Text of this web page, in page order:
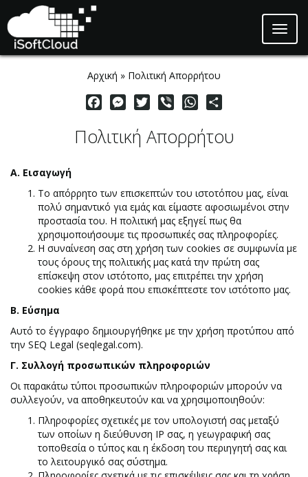
Skip to main content
Αρχική » Πολιτική Απορρήτου
FacebookMessenger
TwitterViber WhatsApp
Πολιτική Απορρήτου
Α. Εισαγωγή
Το απόρρητο των επισκεπτών του ιστοτόπου μας, είναι
πολύ σημαντικό για εμάς και είμαστε αφοσιωμένοι στην
προστασία του. Η πολιτική μας εξηγεί πως θα
χρησιμοποιήσουμε τις προσωπικές σας πληροφορίες.
Η συναίνεση σας στη χρήση των cookies σε συμφωνία με
τους όρους της πολιτικής μας κατά την πρώτη σας
επίσκεψη στον ιστότοπο, μας επιτρέπει την χρήση
cookies κάθε φορά που επισκέπτεστε τον ιστότοπο μας.
Β. Εύσημα
Αυτό το έγγραφο δημιουργήθηκε με την χρήση προτύπου από
την SEQ Legal (seqlegal.com).
Γ. Συλλογή προσωπικών πληροφοριών
Οι παρακάτω τύποι προσωπικών πληροφοριών μπορούν να
συλλεγούν, να αποθηκευτούν και να χρησιμοποιηθούν:
Πληροφορίες σχετικές με τον υπολογιστή σας μεταξύ
των οποίων η διεύθυνση IP σας, η γεωγραφική σας
τοποθεσία ο τύπος και η έκδοση του περιηγητή σας και
το λειτουργικό σας σύστημα.